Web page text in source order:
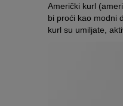
Američki kurl
bi proći kao modni
kurl su umiljate ,